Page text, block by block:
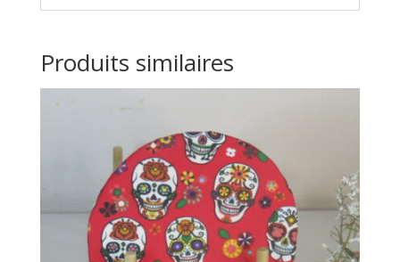
Produits similaires